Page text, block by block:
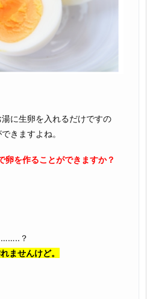
に生卵を入れるだけですの
きますよね。
卵を作ることができますか？
？
ませんけど。